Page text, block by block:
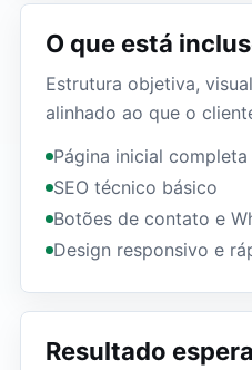
O que está
Estrutura objetiva,
alinhado ao que o
Página inicial completa
SEO técnico básico
Botões de contato e
Design responsivo e
Resultado